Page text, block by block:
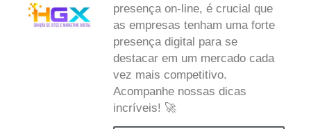
presença on-line, é crucial que
as empresas tenham uma forte
presença digital para se
destacar em um mercado cada
vez mais competitivo.
Acompanhe nossas dicas
incríveis! 🚀